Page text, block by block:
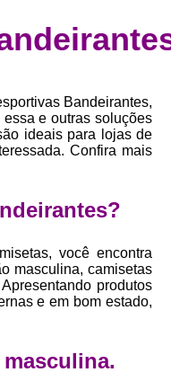
de Roupas
Roupas Fitness
de Coleção de
Desenvolvimento
Desenvolvimento de
Desenvolvimento de
Desenvolvimento
Estampa de
Bandeirantes,
e outras soluções
ideais para lojas de
Confira mais
você encontra
masculina, camisetas
produtos
e em bom estado,